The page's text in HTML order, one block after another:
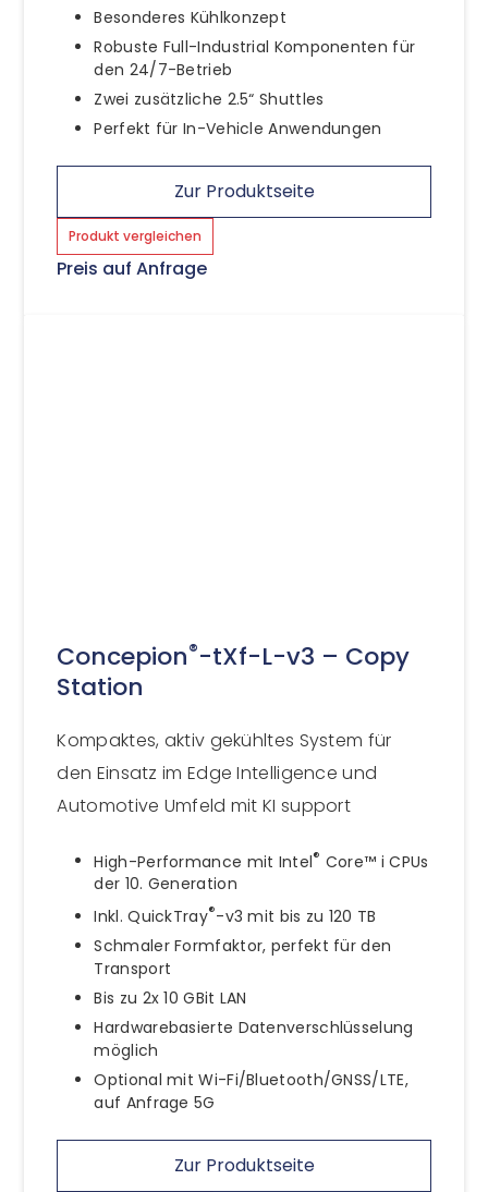
Besonderes Kühlkonzept
Robuste Full-Industrial Komponenten für
den 24/7-Betrieb
Zwei zusätzliche 2.5“ Shuttles
Perfekt für In-Vehicle Anwendungen
Zur Produktseite
Produkt vergleichen
Preis auf Anfrage
Concepion®-tXf-L-v3 – Copy
Station
Kompaktes, aktiv gekühltes System für
den Einsatz im Edge Intelligence und
Automotive Umfeld mit KI support
High-Performance mit Intel® Core™ i CPUs
der 10. Generation
Inkl. QuickTray®-v3 mit bis zu 120 TB
Schmaler Formfaktor, perfekt für den
Transport
Bis zu 2x 10 GBit LAN
Hardwarebasierte Datenverschlüsselung
möglich
Optional mit Wi-Fi/Bluetooth/GNSS/LTE,
auf Anfrage 5G
Zur Produktseite